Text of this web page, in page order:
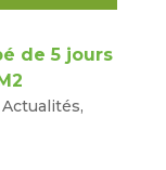
de 5 jours
Actualités,